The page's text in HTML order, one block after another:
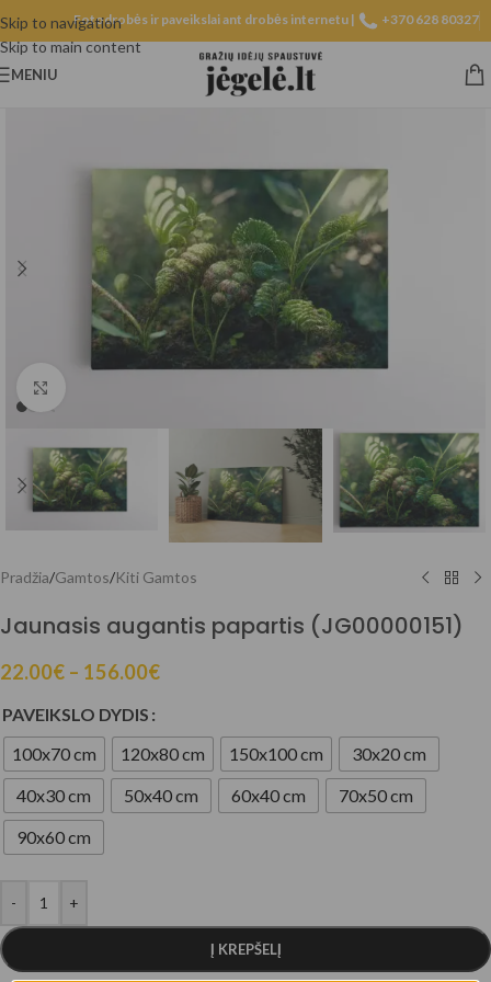
Skip to navigation
Skip to main content
Fotodrobės ir paveikslai ant drobės internetu | +370 628 80327
MENIU
Pradžia/Gamtos/Kiti Gamtos
Jaunasis augantis papartis (JG00000151)
22.00€ – 156.00€
PAVEIKSLO DYDIS
100x70 cm
120x80 cm 150x100 cm
30x20 cm
40x30 cm
50x40 cm 60x40 cm
70x50 cm
90x60 cm
- +
Į KREPŠELĮ